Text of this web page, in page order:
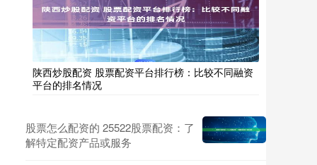
陕西炒股配资 股票配资平台排行榜：比较不同融资
平台的排名情况
股票怎么配资的 25522股票配资：了
解特定配资产品或服务